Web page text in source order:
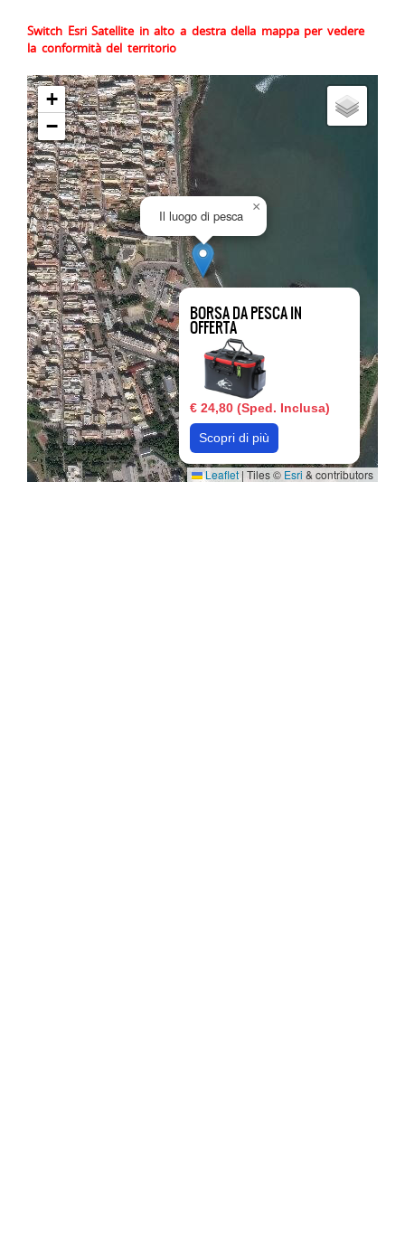
Switch Esri Satellite in alto a destra della mappa per vedere
la conformità del territorio
BORSA DA PESCA IN
OFFERTA
€ 24,80 (Sped. Inclusa)
Scopri di più
Il luogo di pesca
×
+
−
Leaflet | Tiles © Esri & contributors